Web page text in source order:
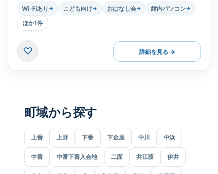
Wi-Fiあり → こども向け→ おはなし会→ 館内パソコン→
ほか1件
♡ 詳細を見る →
町域から探す
上番 上野 下番 下金屋 中川 中浜
中番 中番下番入会地 二面 井江葭 伊井